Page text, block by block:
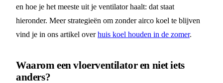
en hoe je het meeste uit je ventilator haalt: dat staat
hieronder. Meer strategieën om zonder airco koel te blijven
vind je in ons artikel overhuis koel houden in de zomer.
Waarom een vloerventilator en niet iets
anders?